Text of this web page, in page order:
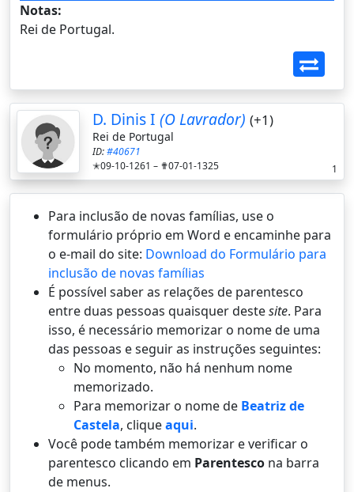
Notas:
Rei de Portugal.
D. Dinis I (O Lavrador) (+1)
Rei de Portugal
ID:#40671
✭09-10-1261 – ✟07-01-1325 1
Para inclusão de novas famílias, use o
formulário próprio em Word e encaminhe para
o e-mail do site: Download do Formulário para
inclusão de novas famílias
É possí­vel saber as relações de parentesco
entre duas pessoas quaisquer destesite. Para
isso, é necessário memorizar o nome de uma
das pessoas e seguir as instruções seguintes:
No momento, não há nenhum nome
memorizado.
Para memorizar o nome de Beatriz de
Castela, cliqueaqui.
Você pode também memorizar e verificar o
parentesco clicando em Parentesco na barra
de menus.